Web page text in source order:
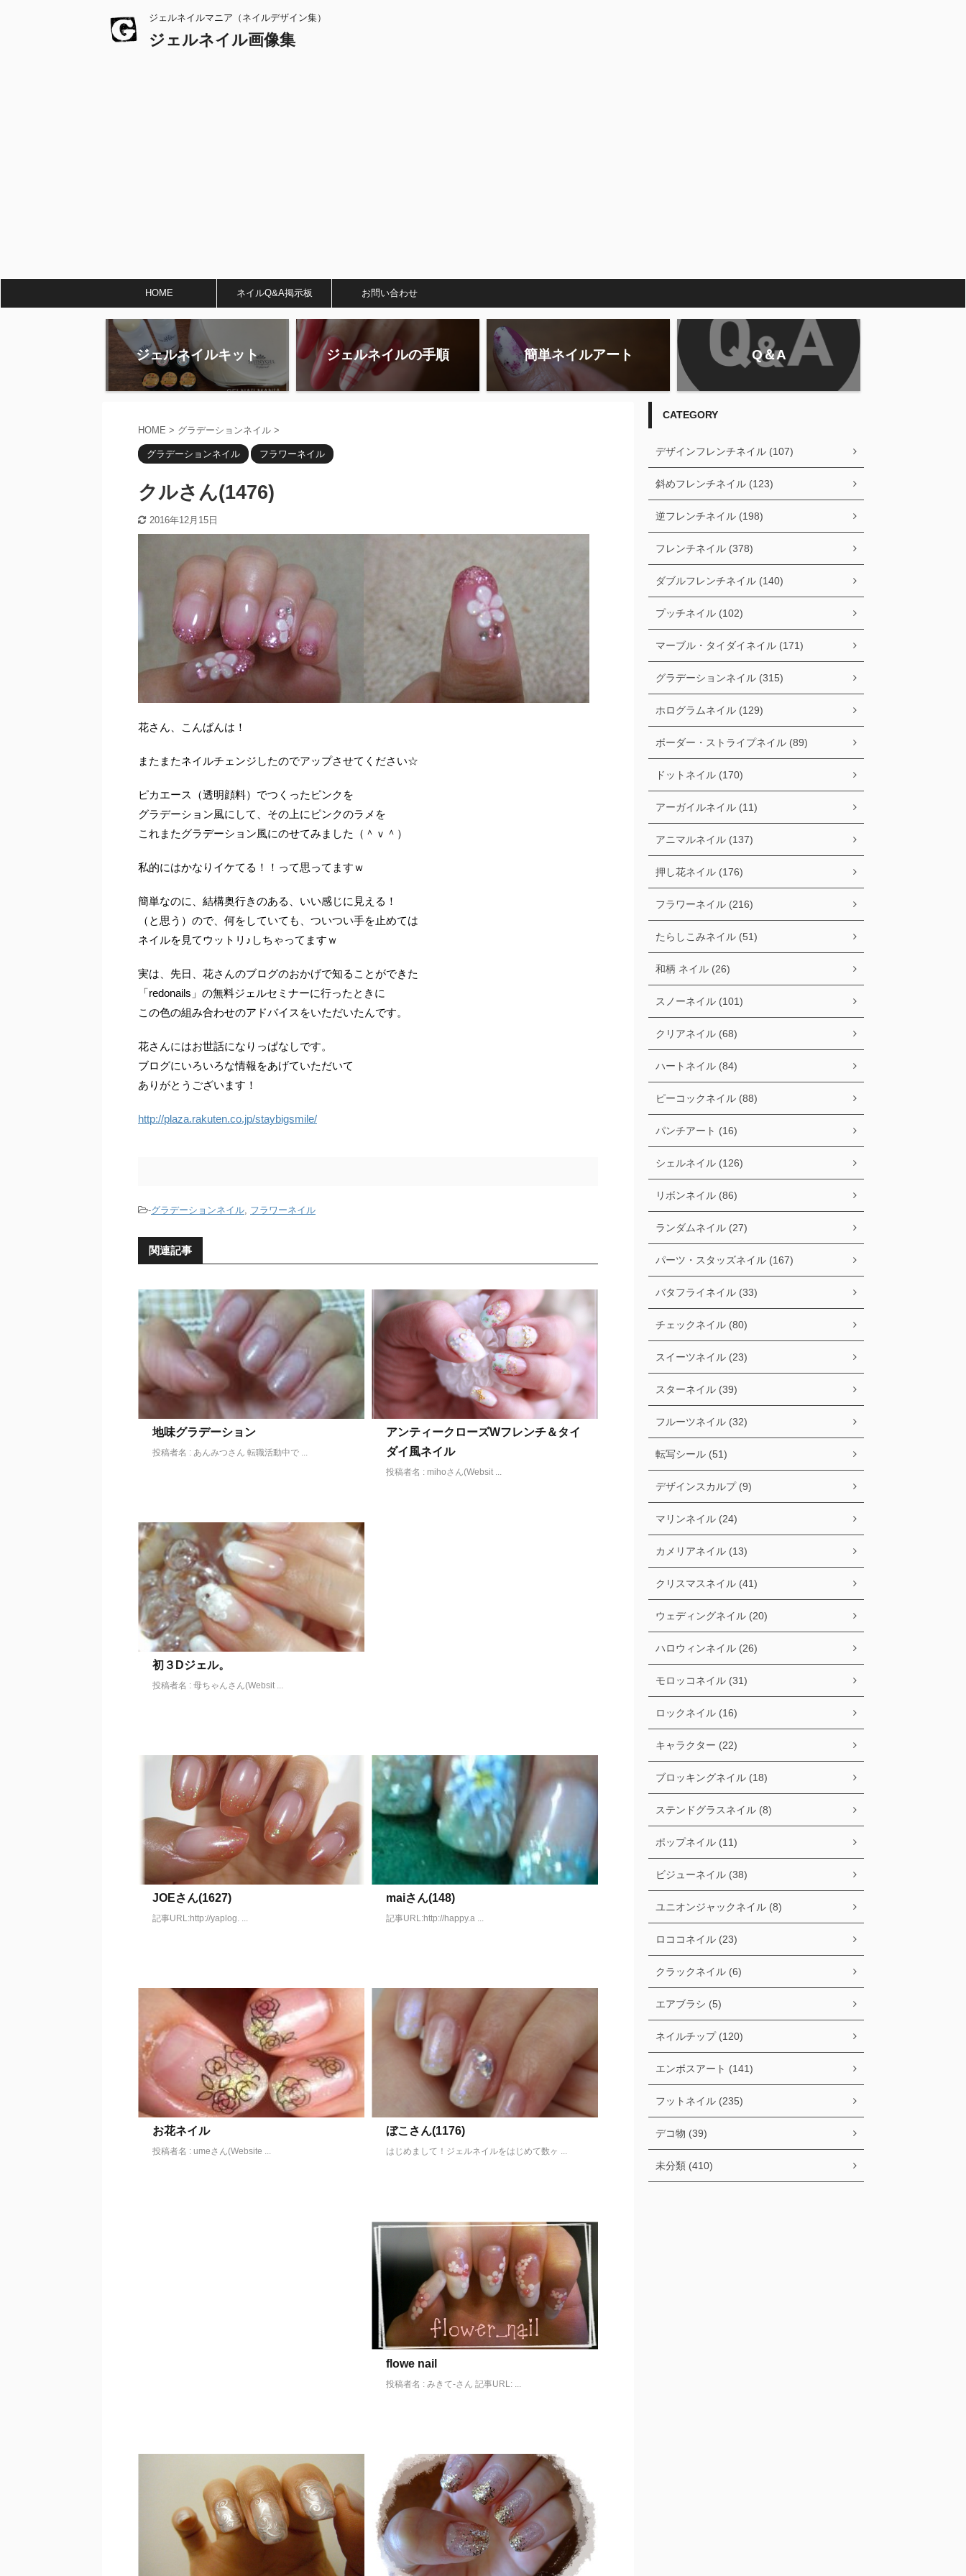
ジェルネイルマニア（ネイルデザイン集）
ジェルネイル画像集
HOME ネイルQ&A掲示板 お問い合わせ
ジェルネイルキット ジェルネイルの手順 簡単ネイルアート Q＆A
HOME > グラデーションネイル >
グラデーションネイル フラワーネイル
クルさん(1476)
2016年12月15日
花さん、こんばんは！
またまたネイルチェンジしたのでアップさせてください☆
ピカエース（透明顔料）でつくったピンクを
グラデーション風にして、その上にピンクのラメを
これまたグラデーション風にのせてみました（＾ｖ＾）
私的にはかなりイケてる！！って思ってますｗ
簡単なのに、結構奥行きのある、いい感じに見える！
（と思う）ので、何をしていても、ついつい手を止めては
ネイルを見てウットリ♪しちゃってますｗ
実は、先日、花さんのブログのおかげで知ることができた
「redonails」の無料ジェルセミナーに行ったときに
この色の組み合わせのアドバイスをいただいたんです。
花さんにはお世話になりっぱなしです。
ブログにいろいろな情報をあげていただいて
ありがとうございます！
http://plaza.rakuten.co.jp/staybigsmile/
-グラデーションネイル, フラワーネイル
関連記事
地味グラデーション
投稿者名 : あんみつさん 転職活動中で ...
アンティークローズWフレンチ＆タイ
ダイ風ネイル
投稿者名 : mihoさん(Websit ...
初３Dジェル。
投稿者名 : 母ちゃんさん(Websit ...
JOEさん(1627)
記事URL:http://yaplog. ...
maiさん(148)
記事URL:http://happy.a ...
お花ネイル
投稿者名 : umeさん(Website ...
ぼこさん(1176)
はじめまして！ジェルネイルをはじめて数ヶ ...
flowe nail
投稿者名 : みきて-さん 記事URL: ...
CATEGORY
デザインフレンチネイル (107)
斜めフレンチネイル (123)
逆フレンチネイル (198)
フレンチネイル (378)
ダブルフレンチネイル (140)
プッチネイル (102)
マーブル・タイダイネイル (171)
グラデーションネイル (315)
ホログラムネイル (129)
ボーダー・ストライプネイル (89)
ドットネイル (170)
アーガイルネイル (11)
アニマルネイル (137)
押し花ネイル (176)
フラワーネイル (216)
たらしこみネイル (51)
和柄 ネイル (26)
スノーネイル (101)
クリアネイル (68)
ハートネイル (84)
ピーコックネイル (88)
パンチアート (16)
シェルネイル (126)
リボンネイル (86)
ランダムネイル (27)
パーツ・スタッズネイル (167)
バタフライネイル (33)
チェックネイル (80)
スイーツネイル (23)
スターネイル (39)
フルーツネイル (32)
転写シール (51)
デザインスカルプ (9)
マリンネイル (24)
カメリアネイル (13)
クリスマスネイル (41)
ウェディングネイル (20)
ハロウィンネイル (26)
モロッコネイル (31)
ロックネイル (16)
キャラクター (22)
ブロッキングネイル (18)
ステンドグラスネイル (8)
ポップネイル (11)
ビジューネイル (38)
ユニオンジャックネイル (8)
ロココネイル (23)
クラックネイル (6)
エアブラシ (5)
ネイルチップ (120)
エンボスアート (141)
フットネイル (235)
デコ物 (39)
未分類 (410)